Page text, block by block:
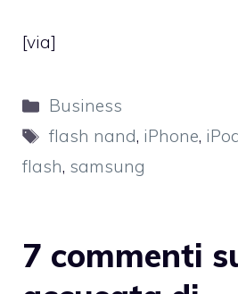
[via]
Categorie
Business
Tag
flash nand, iPhone,
flash, samsung
7 commenti